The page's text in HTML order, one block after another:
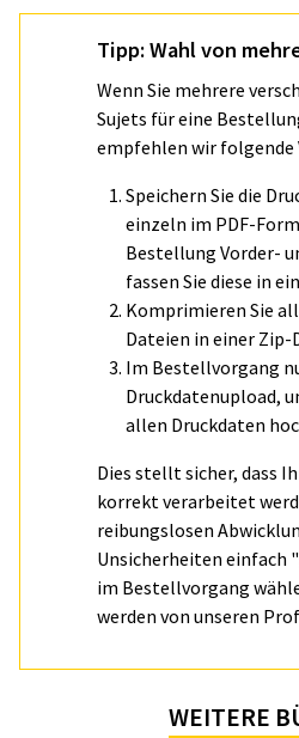
Tipp: Wahl von
Wenn Sie mehrere
Sujets für eine
empfehlen wir folgende
Speichern Sie die
einzeln im PDF-
Bestellung Vorder-
fassen Sie diese in
Komprimieren Sie
Dateien in einer Zip-
Im Bestellvorgang
Druckdatenupload,
allen Druckdaten
Dies stellt sicher, dass
korrekt verarbeitet
reibungslosen
Unsicherheiten einfach
im Bestellvorgang
werden von unseren
WEITERE